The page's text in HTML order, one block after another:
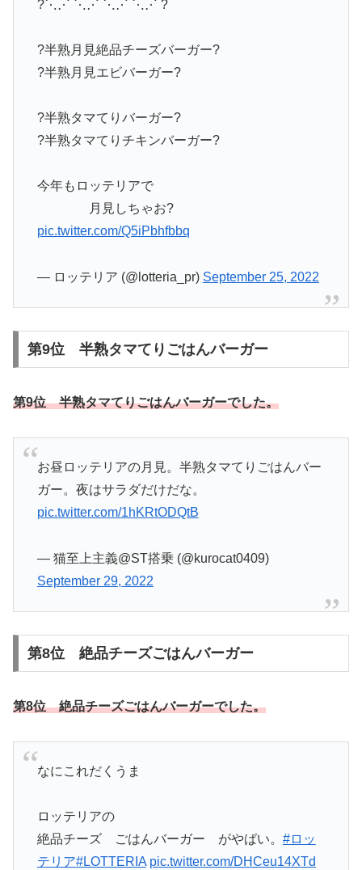
?⋱⋰ ⋱⋰ ⋱⋰ ⋱⋰ ?
?半熟月見絶品チーズバーガー?
?半熟月見エビバーガー?
?半熟タマてりバーガー?
?半熟タマてりチキンバーガー?
今年もロッテリアで
月見しちゃお?
pic.twitter.com/Q5iPbhfbbq
— ロッテリア (@lotteria_pr) September 25, 2022
第9位 半熟タマてりごはんバーガー
第9位 半熟タマてりごはんバーガーでした。
お昼ロッテリアの月見。半熟タマてりごはんバー
ガー。夜はサラダだけだな。
pic.twitter.com/1hKRtODQtB
— 猫至上主義@ST搭乗 (@kurocat0409)
September 29, 2022
第8位 絶品チーズごはんバーガー
第8位 絶品チーズごはんバーガーでした。
なにこれだくうま
ロッテリアの
絶品チーズ ごはんバーガー がやばい。 #ロッ
テリア#LOTTERIA pic.twitter.com/DHCeu14XTd